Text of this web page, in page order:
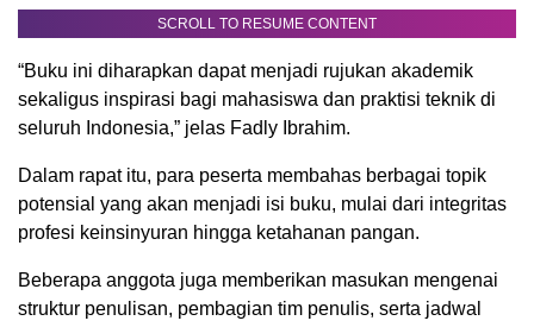
SCROLL TO RESUME CONTENT
“Buku ini diharapkan dapat menjadi rujukan akademik
sekaligus inspirasi bagi mahasiswa dan praktisi teknik di
seluruh Indonesia,” jelas Fadly Ibrahim.
Dalam rapat itu, para peserta membahas berbagai topik
potensial yang akan menjadi isi buku, mulai dari integritas
profesi keinsinyuran hingga ketahanan pangan.
Beberapa anggota juga memberikan masukan mengenai
struktur penulisan, pembagian tim penulis, serta jadwal